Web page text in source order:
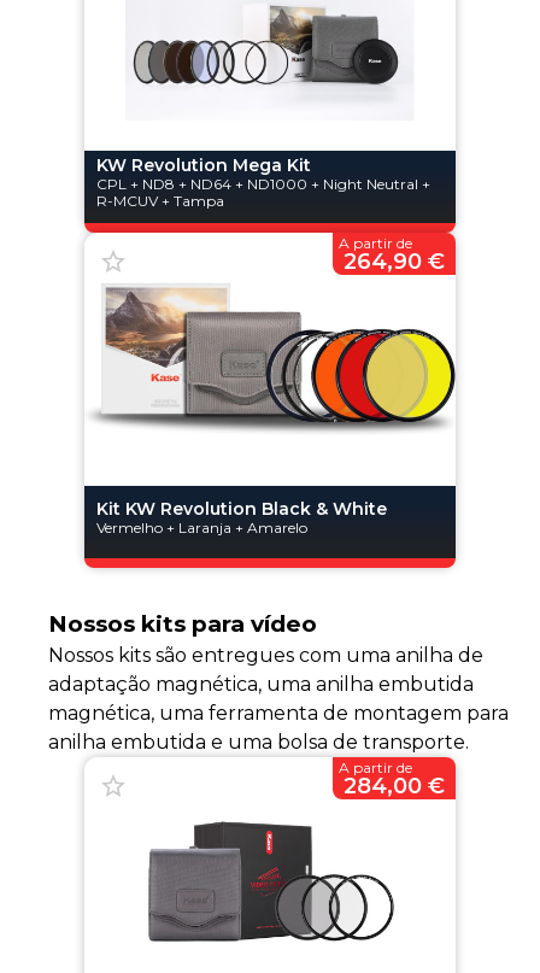
KW Revolution Mega Kit
CPL + ND8 + ND64 + ND1000 + Night Neutral +
R-MCUV + Tampa
Kit KW Revolution Black & White
Vermelho + Laranja + Amarelo
A partir de
264,90 €
Nossos kits para vídeo
Nossos kits são entregues com uma anilha de
adaptação magnética, uma anilha embutida
magnética, uma ferramenta de montagem para
anilha embutida e uma bolsa de transporte.
A partir de
284,00 €